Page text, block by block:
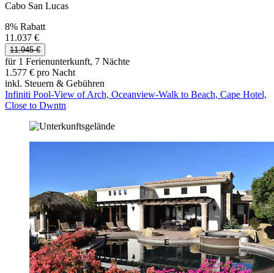
Cabo San Lucas
8% Rabatt
11.037 €
11.945 €
für 1 Ferienunterkunft, 7 Nächte
1.577 € pro Nacht
inkl. Steuern & Gebühren
Infiniti Pool-View of Arch, Oceanview-Walk to Beach, Cape Hotel,
Close to Dwntn